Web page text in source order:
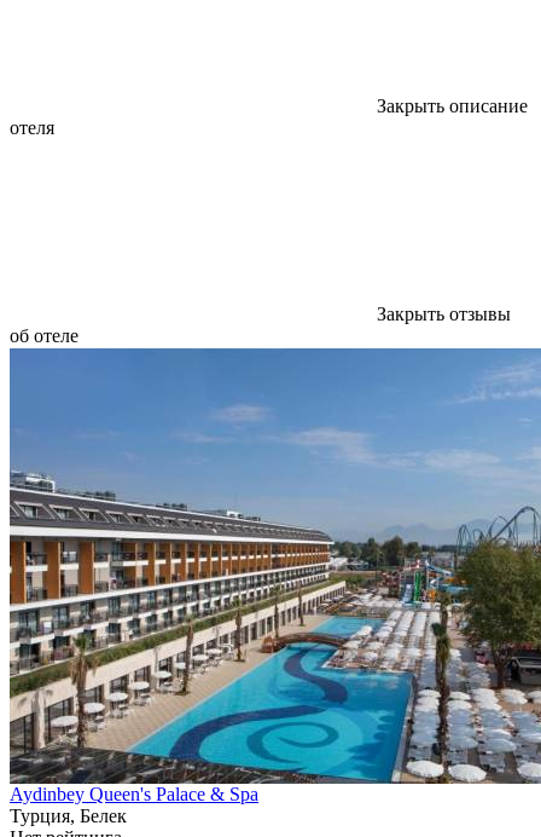
Закрыть описание
отеля
Закрыть отзывы
об отеле
Aydinbey Queen's Palace & Spa
Турция, Белек